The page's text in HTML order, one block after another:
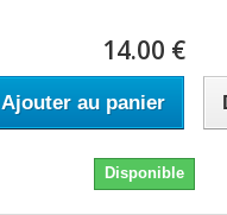
14.00 €
Ajouter au panier
Disponible